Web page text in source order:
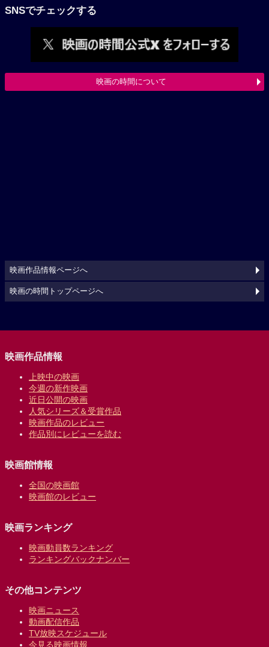
SNSでチェックする
映画の時間について
映画作品情報ページへ
映画の時間トップページへ
映画作品情報
上映中の映画
今週の新作映画
近日公開の映画
人気シリーズ＆受賞作品
映画作品のレビュー
作品別にレビューを読む
映画館情報
全国の映画館
映画館のレビュー
映画ランキング
映画動員数ランキング
ランキングバックナンバー
その他コンテンツ
映画ニュース
動画配信作品
TV放映スケジュール
今見る映画情報